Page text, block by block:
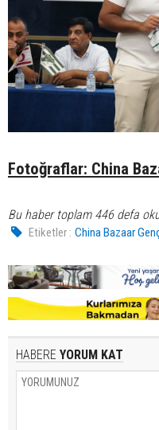
Fotoğraflar: China
Bu haber toplam 446 defa
Etiketler : China Bazaar
HABERE YORUM KAT